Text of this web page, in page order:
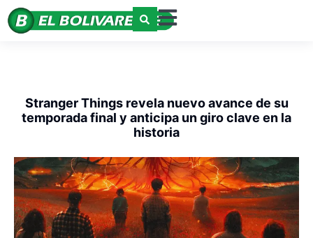
Stranger Things revela nuevo avance de su
temporada final y anticipa un giro clave en la
historia